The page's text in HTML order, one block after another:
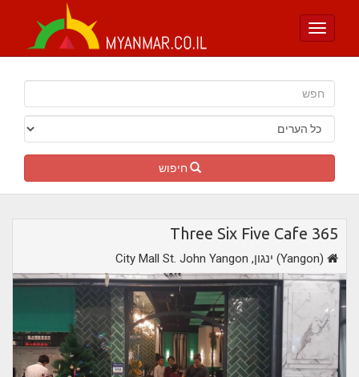
Toggle
חיפוש
Three Six Five Cafe 365
City Mall St. John Yangon ,ינגון (Yangon)